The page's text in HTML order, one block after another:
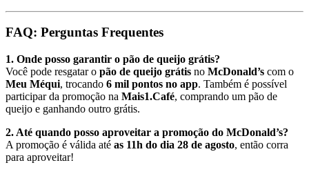
FAQ: Perguntas Frequentes
1. Onde posso garantir o pão de queijo grátis?
Você pode resgatar o pão de queijo grátis no McDonald’s com o
Meu Méqui, trocando 6 mil pontos no app. Também é possível
participar da promoção na Mais1.Café, comprando um pão de
queijo e ganhando outro grátis.
2. Até quando posso aproveitar a promoção do McDonald’s?
A promoção é válida até as 11h do dia 28 de agosto, então corra
para aproveitar!